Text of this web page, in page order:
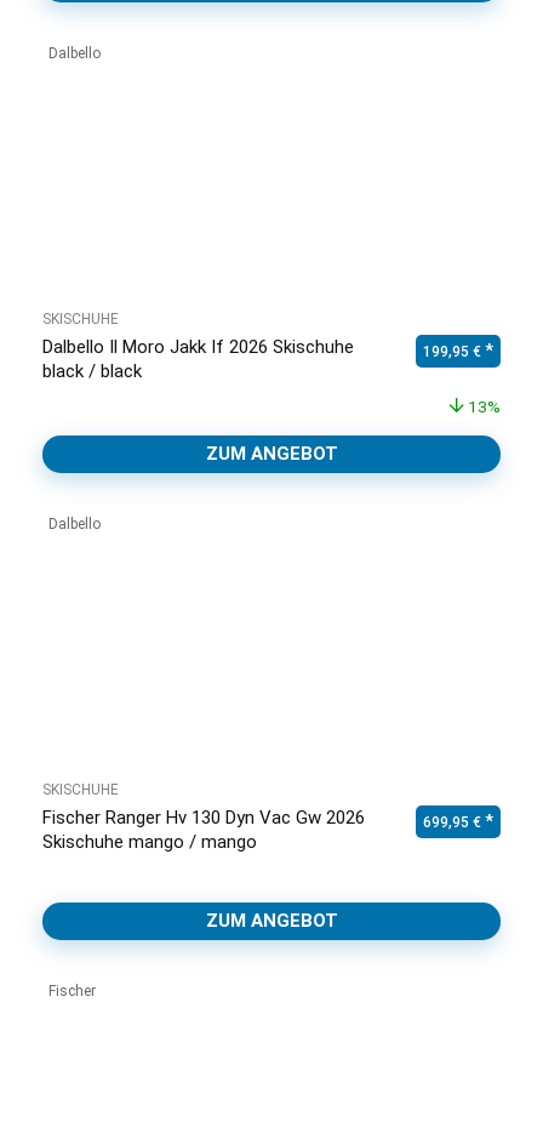
Dalbello
SKISCHUHE
Dalbello Il Moro Jakk If 2026 Skischuhe
black / black
Ursprünglicher
199,95 €
13%
ZUM ANGEBOT
Dalbello
SKISCHUHE
Fischer Ranger Hv 130 Dyn Vac Gw 2026
Skischuhe mango / mango
699,95 €
ZUM ANGEBOT
Fischer